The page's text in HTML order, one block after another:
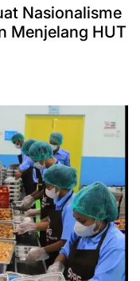
Nasionalisme
Menjelang HUT